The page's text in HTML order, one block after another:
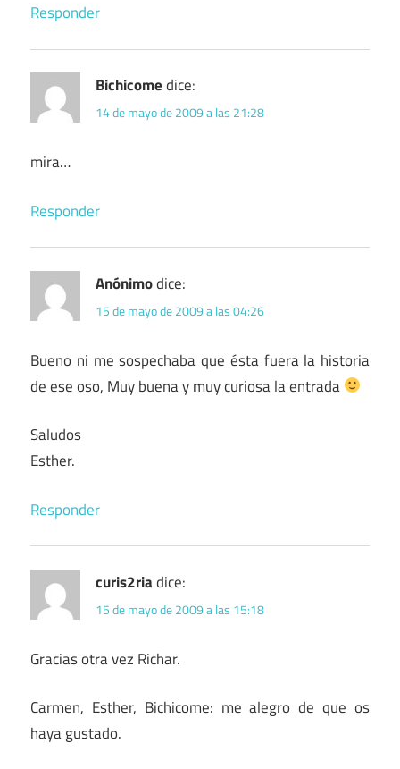
Responder
Bichicomedice:
14 de mayo de 2009 a las 21:28
mira…
Responder
Anónimodice:
15 de mayo de 2009 a las 04:26
Bueno ni me sospechaba que ésta fuera la historia
de ese oso, Muy buena y muy curiosa la entrada
Saludos
Esther.
Responder
curis2riadice:
15 de mayo de 2009 a las 15:18
Gracias otra vez Richar.
Carmen, Esther, Bichicome: me alegro de que os
haya gustado.